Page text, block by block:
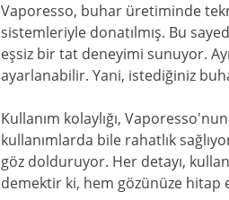
Vaporesso, buhar üretiminde
sistemleriyle donatılmış. Bu
eşsiz bir tat deneyimi sunuyor.
ayarlanabilir. Yani, istediğiniz
Kullanım kolaylığı,
kullanımlarda bile rahatlık
göz dolduruyor. Her detayı,
demektir ki, hem gözünüze hitap